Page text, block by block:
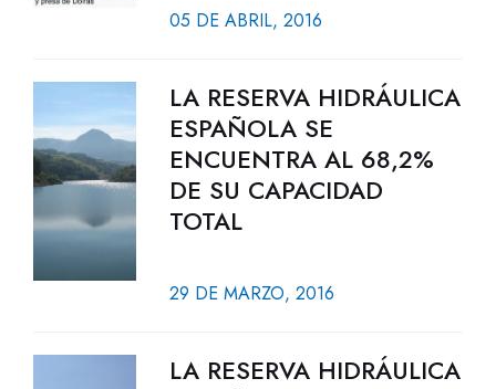
05 DE ABRIL, 2016
LA RESERVA HIDRÁULICA
ESPAÑOLA SE
ENCUENTRA AL 68,2%
DE SU CAPACIDAD
TOTAL
29 DE MARZO, 2016
LA RESERVA HIDRÁULICA